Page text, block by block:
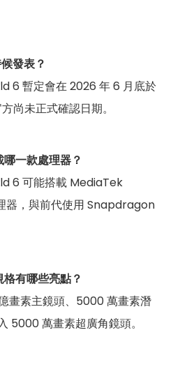
發表？
6 暫定會在 2026 年 6 月底於
尚未正式確認日期。
一款處理器？
6 可能搭載 MediaTek
器，與前代使用 Snapdragon
有哪些亮點？
畫素主鏡頭、5000 萬畫素潛
5000 萬畫素超廣角鏡頭。